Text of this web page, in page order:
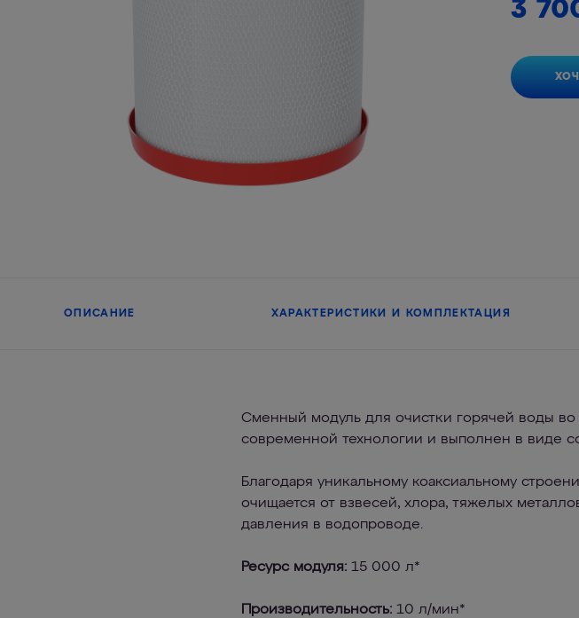
3
ОПИСАНИЕ ХАРАКТЕРИСТИКИ И КОМПЛЕКТАЦИЯ
Сменный модуль для очистки горячей воды
современной технологии и выполнен в виде
Благодаря уникальному коаксиальному
очищается от взвесей, хлора, тяжелых
давления в водопроводе.
Ресурс модуля: 15 000 л*
Производительность: 10 л/мин*